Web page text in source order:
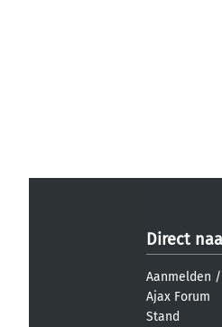
Direct
Aanmelden /
Ajax Forum
Stand